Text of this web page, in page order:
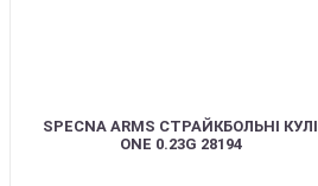
SPECNA ARMS СТРАЙКБОЛЬНІ КУЛІ
ONE 0.23G 28194